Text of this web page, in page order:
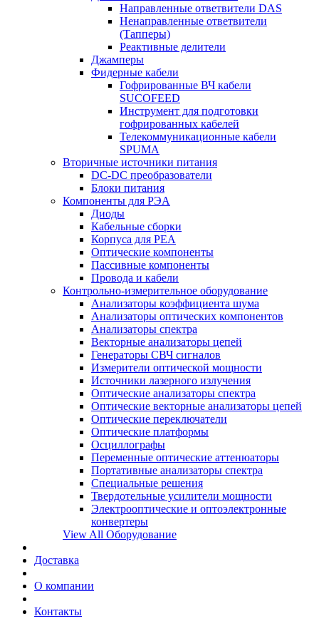
Направленные ответвители DAS
Ненаправленные ответвители
(Тапперы)
Реактивные делители
Джамперы
Фидерные кабели
Гофрированные ВЧ кабели
SUCOFEED
Инструмент для подготовки
гофрированных кабелей
Телекоммуникационные кабели
SPUMA
Вторичные источники питания
DC-DC преобразователи
Блоки питания
Компоненты для РЭА
Диоды
Кабельные сборки
Корпуса для РЕА
Оптические компоненты
Пассивные компоненты
Провода и кабели
Контрольно-измерительное оборудование
Анализаторы коэффициента шума
Анализаторы оптических компонентов
Анализаторы спектра
Векторные анализаторы цепей
Генераторы СВЧ сигналов
Измерители оптической мощности
Источники лазерного излучения
Оптические анализаторы спектра
Оптические векторные анализаторы цепей
Оптические переключатели
Оптические платформы
Осциллографы
Переменные оптические аттенюаторы
Портативные анализаторы спектра
Специальные решения
Твердотельные усилители мощности
Электрооптические и оптоэлектронные
конвертеры
View All Оборудование
Доставка
О компании
Контакты